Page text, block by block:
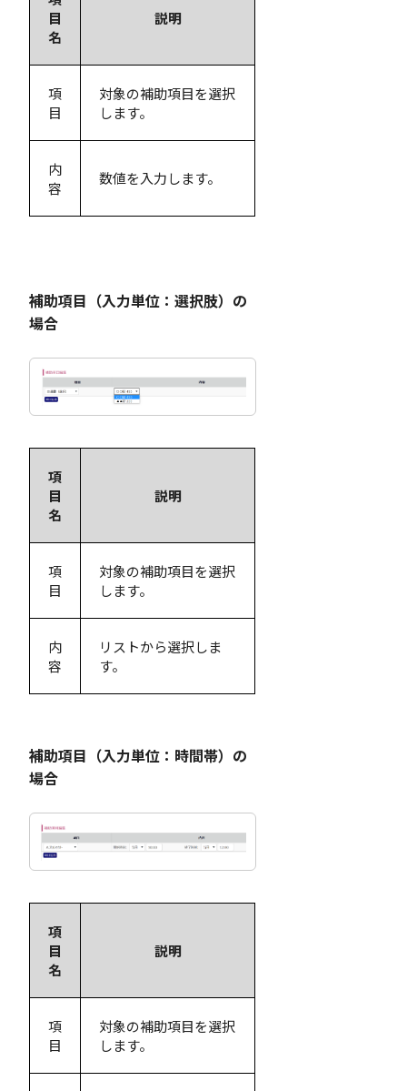
目
名
説明
項
目
対象の補助項目を選択
します。
内
容
数値を入力します。
補助項目（入力単位：選択肢）の
場合
項
目
名
説明
項
目
対象の補助項目を選択
します。
内
容
リストから選択しま
す。
補助項目（入力単位：時間帯）の
場合
項
目
名
説明
項
目
対象の補助項目を選択
します。